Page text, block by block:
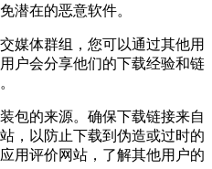
潜在的恶意软件。
媒体群组，您可以通过其他用
户会分享他们的下载经验和链
包的来源。确保下载链接来自
，以防止下载到伪造或过时的
用评价网站，了解其他用户的